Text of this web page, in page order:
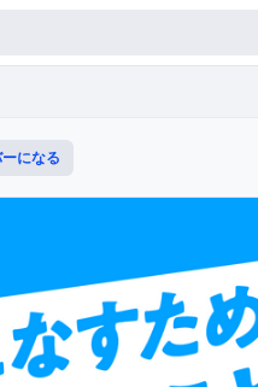
ーになる